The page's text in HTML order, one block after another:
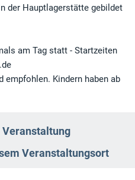
der Hauptlagerstätte gebildet
am Tag statt - Startzeiten
empfohlen. Kindern haben ab
Veranstaltungsort